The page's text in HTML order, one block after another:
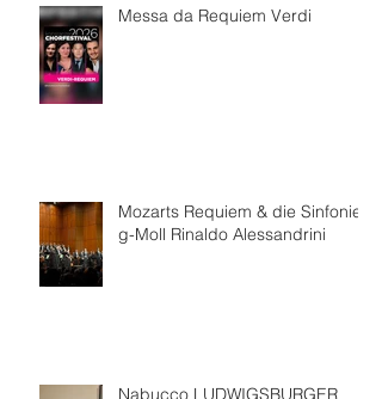
Messa da Requiem Verdi
Mozarts Requiem & die Sinfonie
g-Moll Rinaldo Alessandrini